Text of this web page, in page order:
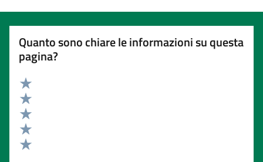
Quanto sono chiare le informazioni su questa
pagina?
Valuta 5 stelle su 5
Valuta 4 stelle su 5
Valuta 3 stelle su 5
Valuta 2 stelle su 5